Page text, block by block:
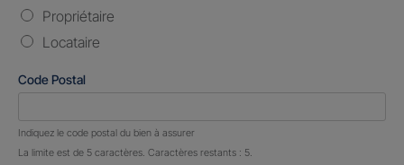
Propriétaire
Locataire
Code Postal
Nombre de caractères restants :
Indiquez le code postal du bien à assurer
La limite est de 5 caractères. Caractères restants : 5.